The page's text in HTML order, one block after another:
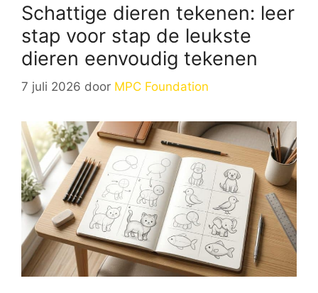
Schattige dieren tekenen: leer
stap voor stap de leukste
dieren eenvoudig tekenen
7 juli 2026 door MPC Foundation